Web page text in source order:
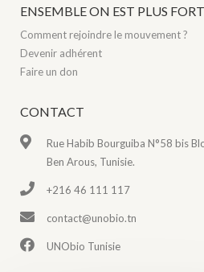
ENSEMBLE ON EST PLUS FORT
Comment rejoindre le mouvement ?
Devenir adhérent
Faire un don
CONTACT
Rue Habib Bourguiba N°58 bis
Ben Arous, Tunisie.
+216 46 111 117
contact@unobio.tn
UNObio Tunisie